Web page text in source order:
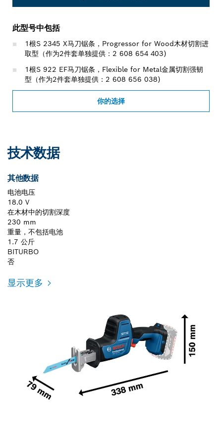
此型号中包括
1根S 2345 X马刀锯条，Progressor for Wood木材切割进
取型（作为2件套单独提供：2 608 654 403)
1根S 922 EF马刀锯条，Flexible for Metal金属切割强韧
型（作为2件套单独提供：2 608 656 038)
你的选择
技术数据
其他数据
电池电压
18.0 V
在木材中的切割深度
230 mm
重量，不包括电池
1.7 公斤
BITURBO
否
显示更多